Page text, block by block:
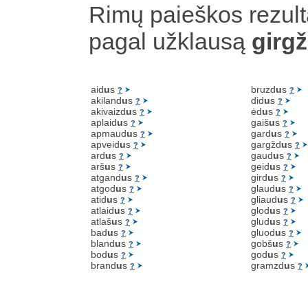
Rimų paieškos
pagal užklausą
aidus ?
akilandus ?
akivaizdus ?
aplaidus ?
apmaudus ?
apveidus ?
ardus ?
aršus ?
atgandus ?
atgodus ?
atidus ?
atlaidus ?
atlašus ?
badus ?
blandus ?
bodus ?
brandus ?
bruzdus ?
didus ?
ėdus ?
gaišus ?
gardus ?
gargždus ?
gaudus ?
geidus ?
girdus ?
glaudus ?
gliaudus ?
glodus ?
gludus ?
gluodus ?
gobšus ?
godus ?
gramzdus ?